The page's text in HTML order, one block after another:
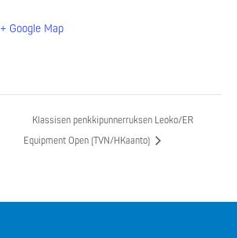
+ Google Map
Klassisen penkkipunnerruksen Leoko/ER
Equipment Open (TVN/HKaanto)